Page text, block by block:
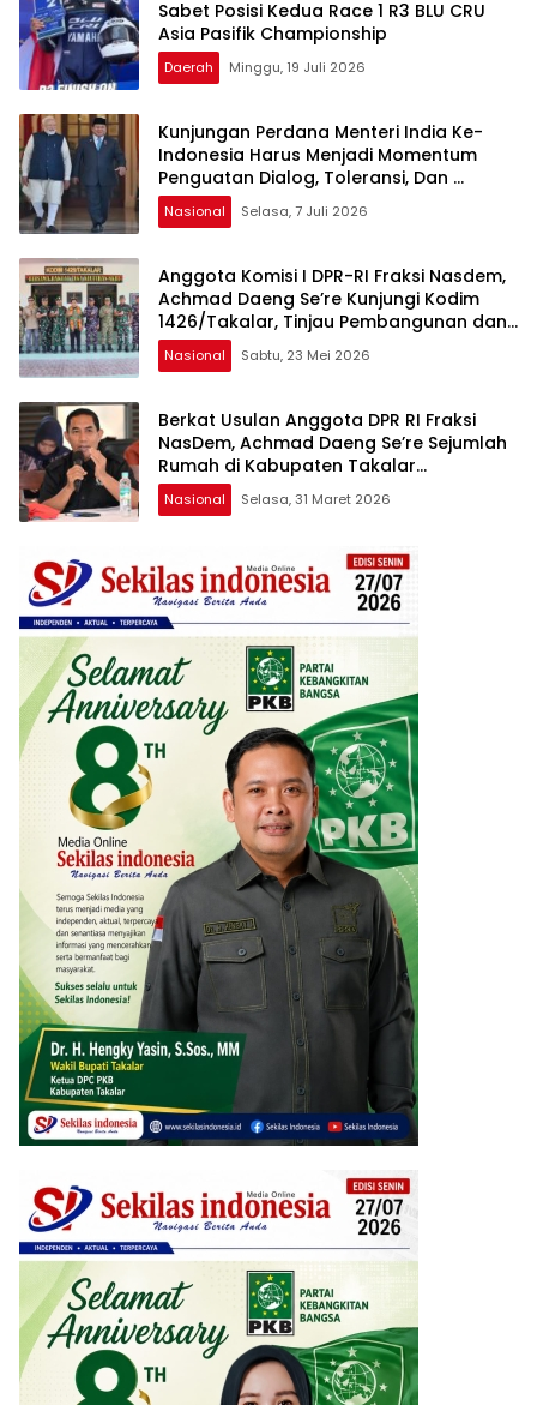
Sabet Posisi Kedua Race 1 R3 BLU CRU
Asia Pasifik Championship
Daerah Minggu, 19 Juli 2026
Kunjungan Perdana Menteri India Ke-
Indonesia Harus Menjadi Momentum
Penguatan Dialog, Toleransi, Dan
Perlindungan Hak Kelompok Minoritas
Nasional Selasa, 7 Juli 2026
Anggota Komisi I DPR-RI Fraksi Nasdem,
Achmad Daeng Se’re Kunjungi Kodim
1426/Takalar, Tinjau Pembangunan dan
Serap Aspirasi Prajurit
Nasional Sabtu, 23 Mei 2026
Berkat Usulan Anggota DPR RI Fraksi
NasDem, Achmad Daeng Se’re Sejumlah
Rumah di Kabupaten Takalar
Mendapatkan Program Bedah Rumah
Nasional Selasa, 31 Maret 2026